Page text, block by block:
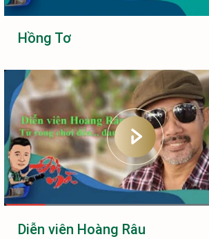
Hồng Tơ
Diễn viên Hoàng Râu